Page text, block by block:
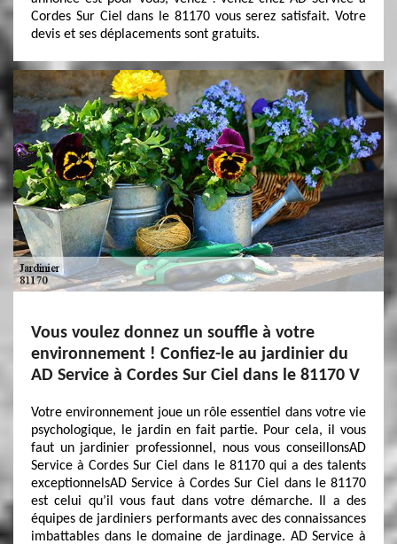
Cordes Sur Ciel dans le 81170 vous serez satisfait. Votre
devis et ses déplacements sont gratuits.
Vous voulez donnez un souffle à votre
environnement ! Confiez-le au jardinier du
AD Service à Cordes Sur Ciel dans le 81170 V
Votre environnement joue un rôle essentiel dans votre vie
psychologique, le jardin en fait partie. Pour cela, il vous
faut un jardinier professionnel, nous vous conseillonsAD
Service à Cordes Sur Ciel dans le 81170 qui a des talents
exceptionnelsAD Service à Cordes Sur Ciel dans le 81170
est celui qu’il vous faut dans votre démarche. Il a des
équipes de jardiniers performants avec des connaissances
imbattables dans le domaine de jardinage. AD Service à